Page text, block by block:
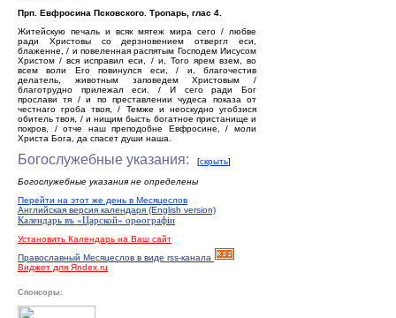
Прп. Евфросина Псковского. Тропарь, глас 4.
Житейскую печаль и всяк мятеж мира сего / любве
ради Христовы со дерзновением отвергл еси,
блаженне, / и повеленная распятым Господем Иисусом
Христом / вся исправил еси, / и, Того ярем взем, во
всем воли Его повинулся еси, / и, благочестив
делатель, животным заповедем Христовым /
благотрудно прилежал еси. / И сего ради Бог
прослави тя / и по преставлении чудеса показа от
честнаго гроба твоя, / Темже и неоскудно угобзися
обитель твоя, / и нищим бысть богатное пристанище и
покров, / отче наш преподобне Евфросине, / моли
Христа Бога, да спасет души наша.
Богослужебные указания: [скрыть]
Богослужебные указания не определены
Перейти на этот же день в Месяцеслов
Английская версия календаря (English version)
Календарь въ «Царской» орѳографiи
Установить Календарь на Ваш сайт
Православный Месяцеслов в виде rss-канала
Виджет для Яndex.ru
Спонсоры: